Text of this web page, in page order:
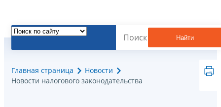
Найти
Главная страница
Новости
Новости налогового законодательства